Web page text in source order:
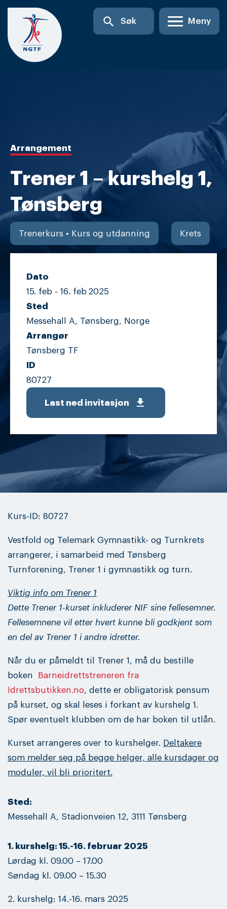
Skip
content
search Søk Meny
Arrangement
Trener 1 – kurshelg 1,
Tønsberg
Trenerkurs • Kurs og utdanning Krets
Dato
15. feb - 16. feb 2025
Sted
Messehall A, Tønsberg, Norge
Arrangør
Tønsberg TF
ID
80727
Last ned invitasjon get_app
Kurs-ID: 80727
Vestfold og Telemark Gymnastikk- og Turnkrets
arrangerer, i samarbeid med Tønsberg
Turnforening, Trener 1 i gymnastikk og turn.
Viktig info om Trener 1
Dette Trener 1-kurset inkluderer NIF sine fellesemner.
Fellesemnene vil etter hvert kunne bli godkjent som
en del av Trener 1 i andre idretter.
Når du er påmeldt til Trener 1, må du bestille
boken
Barneidrettstreneren fra
Idrettsbutikken.no, dette er obligatorisk pensum
på kurset, og skal leses i forkant av kurshelg 1.
Spør eventuelt klubben om de har boken til utlån.
Kurset arrangeres over to kurshelger. Deltakere
som melder seg på begge helger, alle kursdager og
moduler, vil bli prioritert.
Sted:
Messehall A, Stadionveien 12, 3111 Tønsberg
1. kurshelg: 15.-16. februar 2025
Lørdag kl. 09.00 – 17.00
Søndag kl. 09.00 – 15.30
2. kurshelg: 14.-16. mars 2025